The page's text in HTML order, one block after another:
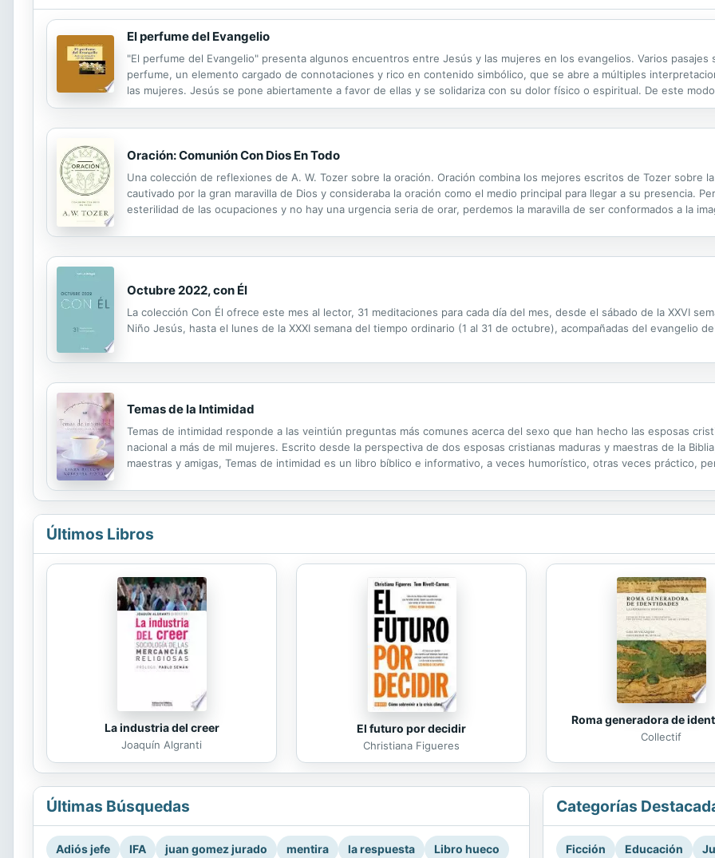
El perfume del Evangelio
"El perfume del Evangelio" presenta algunos encuentros entre Jesús y las mujeres en los evangelios. Varios pasajes
perfume, un elemento cargado de connotaciones y rico en contenido simbólico, que se abre a múltiples
las mujeres. Jesús se pone abiertamente a favor de ellas y se solidariza con su dolor físico o espiritual. De este
por la sociedad y supera las discriminaciones vigentes con su relación solidaria e igualitaria con las personas. El
Oración: Comunión Con Dios En Todo
Una colección de reflexiones de A. W. Tozer sobre la oración. Oración combina los mejores escritos de Tozer sobre
cautivado por la gran maravilla de Dios y consideraba la oración como el medio principal para llegar a su presencia.
esterilidad de las ocupaciones y no hay una urgencia seria de orar, perdemos la maravilla de ser conformados a la
Octubre 2022, con Él
La colección Con Él ofrece este mes al lector, 31 meditaciones para cada día del mes, desde el sábado de la XXVI
Niño Jesús, hasta el lunes de la XXXI semana del tiempo ordinario (1 al 31 de octubre), acompañadas del evangelio
Temas de la Intimidad
Temas de intimidad responde a las veintiún preguntas más comunes acerca del sexo que han hecho las esposas
nacional a más de mil mujeres. Escrito desde la perspectiva de dos esposas cristianas maduras y maestras de la
maestras y amigas, Temas de intimidad es un libro bíblico e informativo, a veces humorístico, otras veces práctico,
Últimos Libros
La industria del creer
Joaquín Algranti
El futuro por decidir
Christiana Figueres
Roma generadora de
Collectif
Últimas Búsquedas
Adiós jefe IFA juan gomez jurado mentira la respuesta Libro hueco
Categorías
Ficción Educación